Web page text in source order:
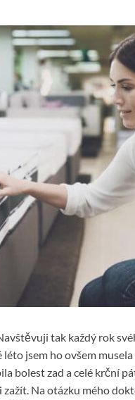
tak každý rok
jsem ho ovšem
bolest zad a celé krční
Na otázku mého